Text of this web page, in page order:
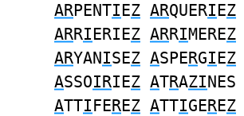
ARPENTIEZ ARQUERIEZ
ARRIERIEZ ARRIMEREZ
ARYANISEZ ASPERGIEZ
ASSOIRIEZ ATRAZINES
ATTIFEREZ ATTIGEREZ